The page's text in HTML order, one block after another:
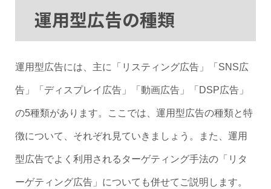
運用型広告の種類
運用型広告には、主に「リスティング広告」「SNS広
告」「ディスプレイ広告」「動画広告」「DSP広告」
の5種類があります。ここでは、運用型広告の種類と特
徴について、それぞれ見ていきましょう。また、運用
型広告でよく利用されるターゲティング手法の「リタ
ーゲティング広告」についても併せてご説明します。